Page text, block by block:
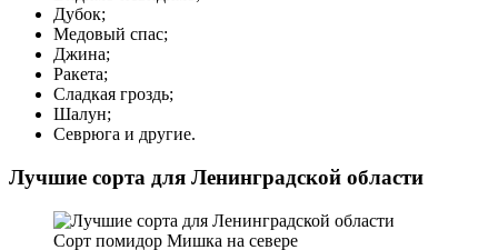
Дубок;
Медовый спас;
Джина;
Ракета;
Сладкая гроздь;
Шалун;
Севрюга и другие.
Лучшие сорта для Ленинградской области
Сорт помидор Мишка на севере